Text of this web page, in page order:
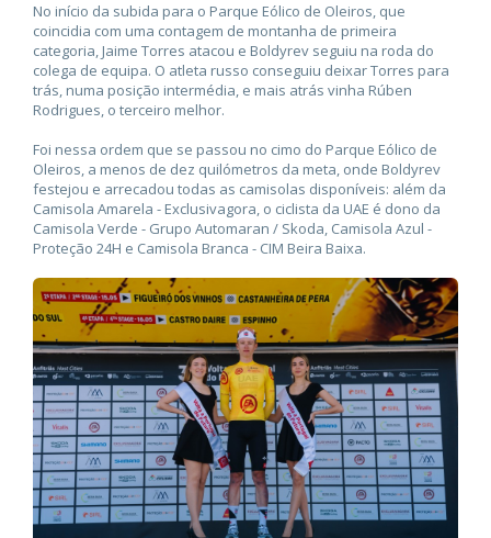
No início da subida para o Parque Eólico de Oleiros, que
coincidia com uma contagem de montanha de primeira
categoria, Jaime Torres atacou e Boldyrev seguiu na roda do
colega de equipa. O atleta russo conseguiu deixar Torres para
trás, numa posição intermédia, e mais atrás vinha Rúben
Rodrigues, o terceiro melhor.
Foi nessa ordem que se passou no cimo do Parque Eólico de
Oleiros, a menos de dez quilómetros da meta, onde Boldyrev
festejou e arrecadou todas as camisolas disponíveis: além da
Camisola Amarela - Exclusivagora, o ciclista da UAE é dono da
Camisola Verde - Grupo Automaran / Skoda, Camisola Azul -
Proteção 24H e Camisola Branca - CIM Beira Baixa.